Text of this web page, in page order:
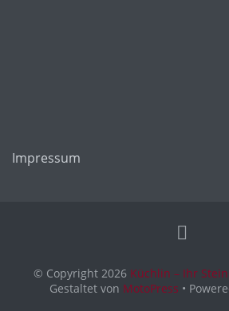
Impressum
© Copyright 2026 Küchlin – Ihr
Gestaltet von MotoPress •